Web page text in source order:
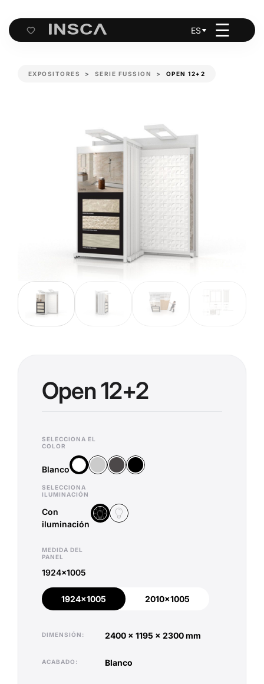
Cart
ES ☰
EXPOSITORES SERIE FUSSION OPEN 12+2
Open 12+2
SELECCIONA EL
COLOR
Blanco
BlancoPlataAntracitaNegro
SELECCIONA
ILUMINACIÓN
Con
iluminación
Con iluminación
Sin iluminación
MEDIDA DEL
PANEL
1924x1005
1924x1005
1924x1005
2010x1005
2010x1005
DIMENSIÓN 2400 x 1195 x 2300 mm
ACABADO blanco